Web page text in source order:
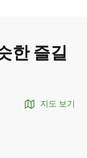
한 즐길
지도 보기